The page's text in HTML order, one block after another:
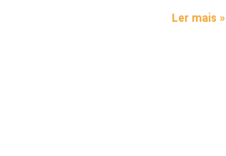
Ler mais »